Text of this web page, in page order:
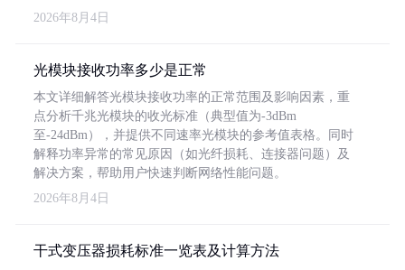
2026年8月4日
光模块接收功率多少是正常
本文详细解答光模块接收功率的正常范围及影响因素，重
点分析千兆光模块的收光标准（典型值为-3dBm
至-24dBm），并提供不同速率光模块的参考值表格。同时
解释功率异常的常见原因（如光纤损耗、连接器问题）及
解决方案，帮助用户快速判断网络性能问题。
2026年8月4日
干式变压器损耗标准一览表及计算方法